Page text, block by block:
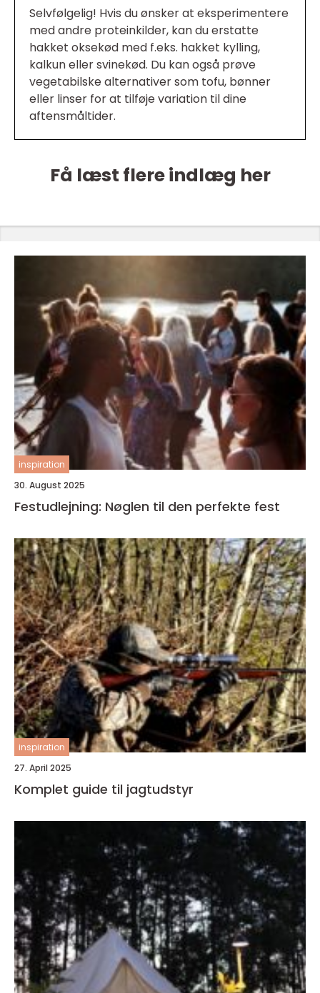
Selvfølgelig! Hvis du ønsker at eksperimentere
med andre proteinkilder, kan du erstatte
hakket oksekød med f.eks. hakket kylling,
kalkun eller svinekød. Du kan også prøve
vegetabilske alternativer som tofu, bønner
eller linser for at tilføje variation til dine
aftensmåltider.
Få læst flere indlæg her
inspiration
30. August 2025
Festudlejning: Nøglen til den perfekte fest
inspiration
27. April 2025
Komplet guide til jagtudstyr